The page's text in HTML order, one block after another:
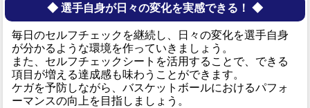
◆ 選手自身が日々の変化を実感できる！ ◆
毎日のセルフチェックを継続し、日々の変化を選手自身
が分かるような環境を作っていきましょう。
また、セルフチェックシートを活用することで、できる
項目が増える達成感も味わうことができます。
ケガを予防しながら、バスケットボールにおけるパフォ
ーマンスの向上を目指しましょう。